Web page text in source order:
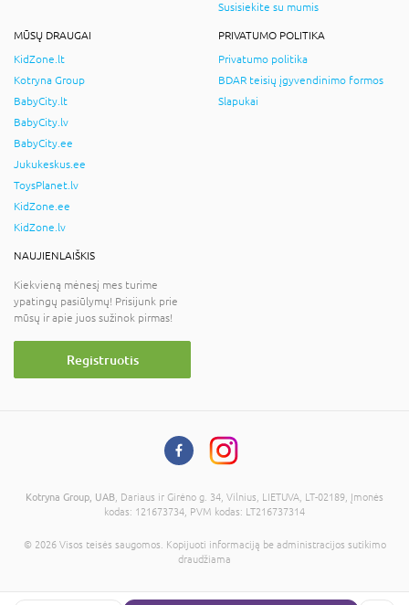
Susisiekite su mumis
MŪSŲ DRAUGAI
KidZone.lt
Kotryna Group
BabyCity.lt
BabyCity.lv
BabyCity.ee
Jukukeskus.ee
ToysPlanet.lv
KidZone.ee
KidZone.lv
PRIVATUMO POLITIKA
Privatumo politika
BDAR teisių įgyvendinimo formos
Slapukai
NAUJIENLAIŠKIS
Kiekvieną mėnesį mes turime
ypatingų pasiūlymų! Prisijunk prie
mūsų ir apie juos sužinok pirmas!
Registruotis
Kotryna Group, UAB , Dariaus ir Girėno g. 34, Vilnius, LIETUVA, LT-02189, Įmonės
kodas: 121673734, PVM kodas: LT216737314
© 2026 Visos teisės saugomos. Kopijuoti informaciją be administracijos sutikimo
draudžiama